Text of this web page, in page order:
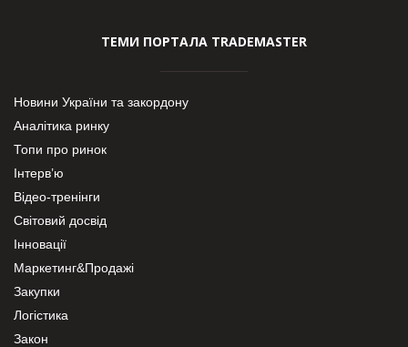
ТЕМИ ПОРТАЛА TRADEMASTER
Новини України та закордону
Аналітика ринку
Топи про ринок
Інтерв’ю
Відео-тренінги
Світовий досвід
Інновації
Маркетинг&Продажі
Закупки
Логістика
Закон